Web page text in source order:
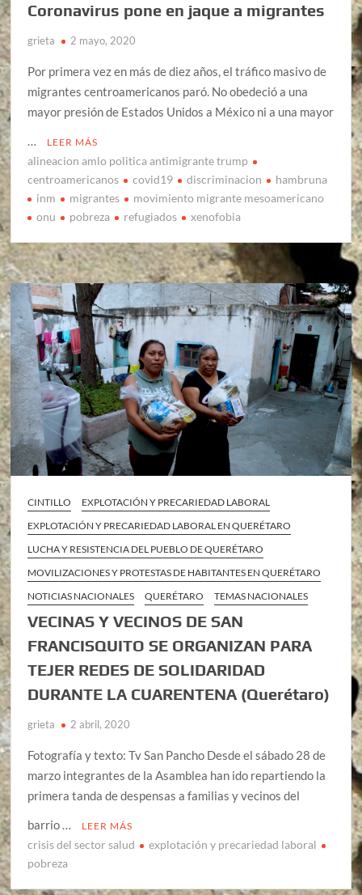
Coronavirus pone en jaque a migrantes
grieta 2 mayo, 2020
Por primera vez en más de diez años, el tráfico masivo de
migrantes centroamericanos paró. No obedeció a una
mayor presión de Estados Unidos a México ni a una mayor
…
LEER MÁS
alineacion amlo politica antimigrante trump
centroamericanos
covid19 discriminacion
hambruna
inm
migrantes
movimiento migrante mesoamericano
onu
pobreza refugiados xenofobia
CINTILLO
EXPLOTACIÓN Y PRECARIEDAD LABORAL
EXPLOTACIÓN Y PRECARIEDAD LABORAL EN QUERÉTARO
LUCHA Y RESISTENCIA DEL PUEBLO DE QUERÉTARO
MOVILIZACIONES Y PROTESTAS DE HABITANTES EN QUERÉTARO
NOTICIAS NACIONALES
QUERÉTARO TEMAS NACIONALES
VECINAS Y VECINOS DE SAN
FRANCISQUITO SE ORGANIZAN PARA
TEJER REDES DE SOLIDARIDAD
DURANTE LA CUARENTENA (Querétaro)
grieta 2 abril, 2020
Fotografía y texto: Tv San Pancho Desde el sábado 28 de
marzo integrantes de la Asamblea han ido repartiendo la
primera tanda de despensas a familias y vecinos del
barrio …
LEER MÁS
crisis del sector salud
explotación y precariedad laboral
pobreza